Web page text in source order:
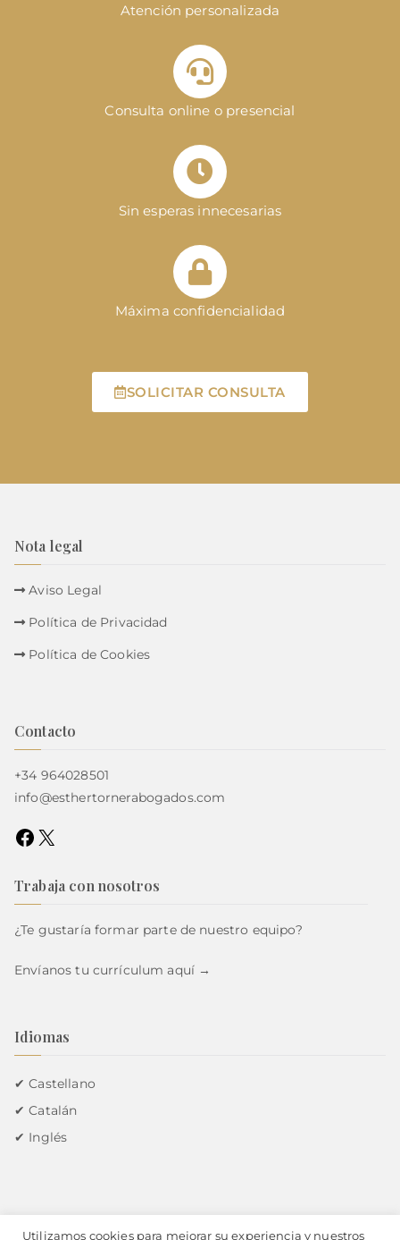
Atención personalizada
Consulta online o presencial
Sin esperas innecesarias
Máxima confidencialidad
SOLICITAR CONSULTA
Nota legal
Aviso Legal
Política de Privacidad
Política de Cookies
Contacto
+34 964028501
info@esthertornerabogados.com
Trabaja con nosotros
¿Te gustaría formar parte de nuestro equipo?
Envíanos tu currículumaquí →
Idiomas
✔ Castellano
✔ Catalán
✔ Inglés
Utilizamos cookies para mejorar su experiencia y nuestros